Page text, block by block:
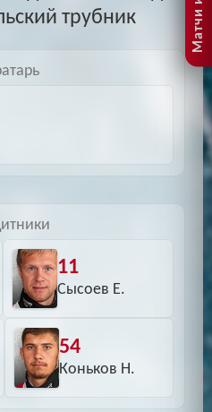
трубник
11
Сысоев Е.
54
Коньков Н.